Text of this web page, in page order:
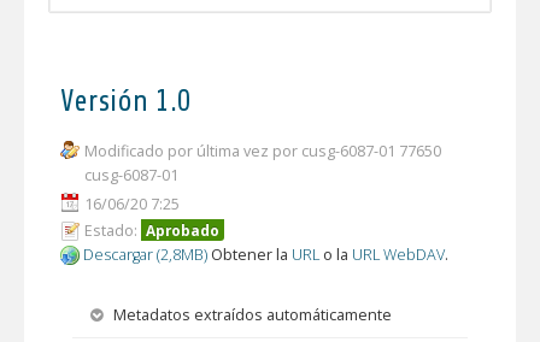
Versión 1.0
Modificado por última vez por cusg-6087-01 77650
cusg-6087-01
16/06/20 7:25
Estado: Aprobado
Descargar (2,8MB) Obtener la URL o la URL WebDAV.
Metadatos extraídos automáticamente